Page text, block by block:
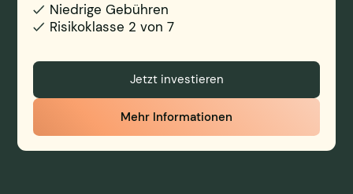
Niedrige Gebühren
Risikoklasse 2 von 7
Jetzt investieren
Mehr Informationen